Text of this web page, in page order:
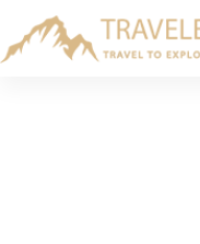
content